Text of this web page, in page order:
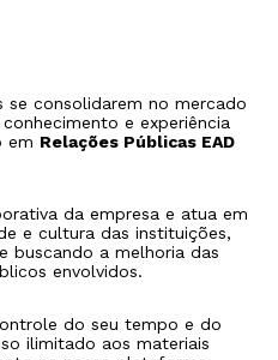
se consolidarem no mercado
e experiência
em Relações Públicas EAD
da empresa e atua em
e cultura das instituições,
buscando a melhoria das
envolvidos.
do seu tempo e do
ilimitado aos materiais